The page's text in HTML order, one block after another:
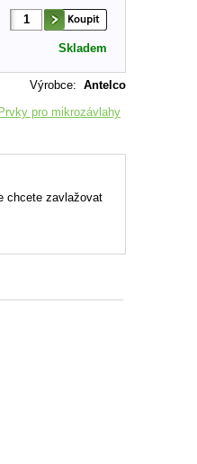
Skladem
Antelco
Výrobce:
pro mikrozávlahy
chcete zavlažovat